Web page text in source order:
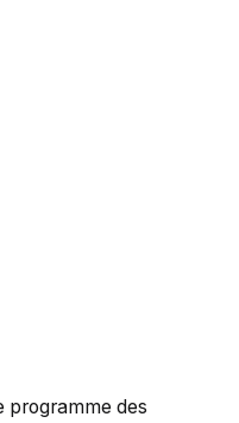
programme des